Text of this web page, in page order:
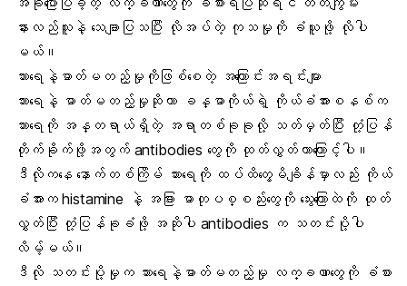
နားလည်သူနဲ့ သေချာပြသပြီး လိုအပ်တဲ့ ကုသမှုကို ခံယူဖို့ လိုပါ
မယ်။
သားရေနဲ့ဓာတ်မတည့်မှုကိုဖြစ်စေတဲ့ အကြောင်းအရင်းများ
သားရေနဲ့ ဓာတ်မတည့်မှုဆိုတာ ခန္ဓာကိုယ်ရဲ့ ကိုယ်ခံအားစနစ် က
သားရေကို အန္တရာယ်ရှိတဲ့ အရာတစ်ခုခုလို့ သတ်မှတ်ပြီး တုံ့ပြန်
တိုက်ခိုက်ဖို့အတွက် antibodies တွေကို ထုတ်လွှတ်တာကြောင့်ပါ။
ဒီလိုကနေ နောက်တစ်ကြိမ် သားရေကို ထပ်ထိတွေ့မိချိန်မှာလည်း ကိုယ်
ခံအားက histamine နဲ့ အခြား ဓာတုပစ္စည်းတွေကို သွေးကြောထဲကို ထုတ်
လွှတ်ပြီး တုံ့ပြန်ခုခံဖို့ အဆိုပါ antibodies က သတင်းပို့ပါ
လိမ့်မယ်။
ဒီလို သတင်းပို့မှုက သားရေနဲ့ ဓာတ်မတည့်မှု လက္ခဏာတွေ ကို ခံစား